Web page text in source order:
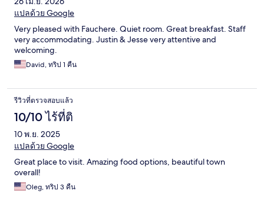
แปลด้วย Google
Very pleased with Fauchere. Quiet room. Great breakfast. Staff
very accommodating. Justin & Jesse very attentive and
welcoming.
David, ทริป 1 คืน
รีวิวที่ตรวจสอบแล้ว
10/10 ไร้ที่ติ
10 พ.ย. 2025
แปลด้วย Google
Great place to visit. Amazing food options, beautiful town
overall!
Oleg, ทริป 3 คืน